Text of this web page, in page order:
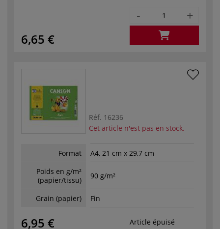
6,65 €
- +
Réf. 16236
Cet article n'est pas en stock.
Format
A4, 21 cm x 29,7 cm
Poids en g/m²
(papier/tissu)
90 g/m²
Grain (papier) Fin
6,95 € Article épuisé